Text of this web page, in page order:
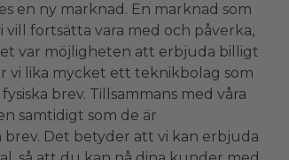
en ny marknad. En marknad som
vill fortsätta vara med och påverka,
var möjligheten att erbjuda billigt
vi lika mycket ett teknikbolag som
brev. Tillsammans med våra
samtidigt som de är
Det betyder att vi kan erbjuda